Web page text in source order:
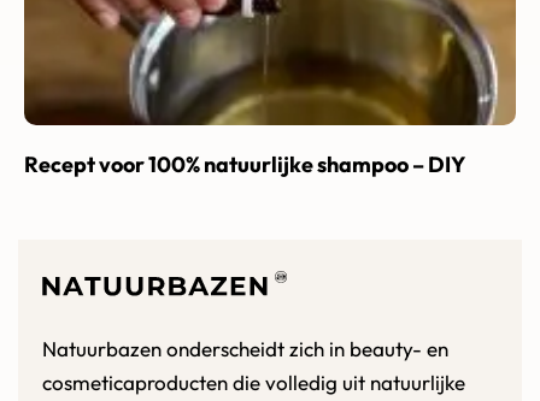
Recept voor 100% natuurlijke shampoo – DIY
Natuurbazen onderscheidt zich in beauty- en
cosmeticaproducten die volledig uit natuurlijke